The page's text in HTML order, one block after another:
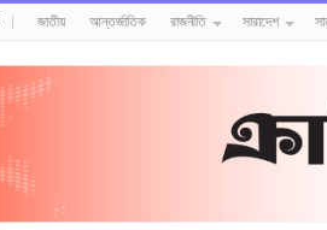
জাতীয় আন্তর্জাতিক রাজনীতি সারাদেশ